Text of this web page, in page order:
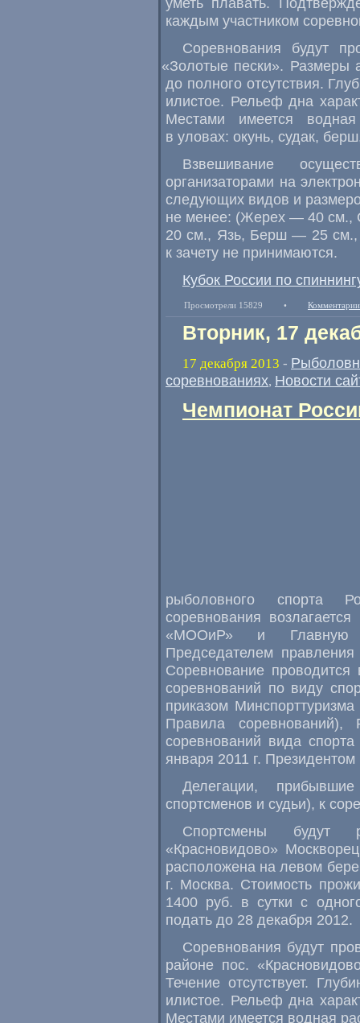
каждым участником
Соревнования будут
«Золотые пески». Размеры
до полного отсутствия.
илистое. Рельеф дна
Местами имеется
в уловах: окунь, судак, берш
Взвешивание
организаторами на
следующих видов и
не менее: (Жерех — 40 см.,
20 см., Язь, Берш — 25 см.,
к зачету не принимаются.
Кубок России по
Просмотрели 15829 •
Вторник, 17
17 декабря 2013 -
соревнованиях, Новости
Чемпионат
рыболовного спорта
соревнования
«МООиР» и Главную
Председателем
Соревнование
соревнований по виду
приказом
Правила соревнований),
соревнований вида
января 2011 г.
Делегации,
спортсменов и судьи), к
Спортсмены будут
«Красновидово»
расположена на левом
г. Москва. Стоимость
1400 руб. в сутки с
подать до 28 декабря 2012.
Соревнования будут
районе пос.
Течение отсутствует.
илистое. Рельеф дна
Местами имеется водная